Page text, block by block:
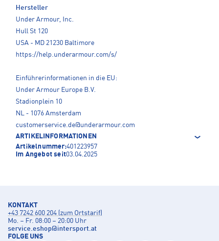
Hersteller
Under Armour, Inc.
Hull St 120
USA - MD 21230 Baltimore
https://help.underarmour.com/s/
Einführerinformationen in die EU:
Under Armour Europe B.V.
Stadionplein 10
NL - 1076 Amsterdam
customerservice.de@underarmour.com
ARTIKELINFORMATIONEN
Artikelnummer:401223957
Im Angebot seit03.04.2025
KONTAKT
+43 7242 600 204 (zum Ortstarif)
Mo. – Fr. 08:00 – 20:00 Uhr
service.eshop@intersport.at
FOLGE UNS